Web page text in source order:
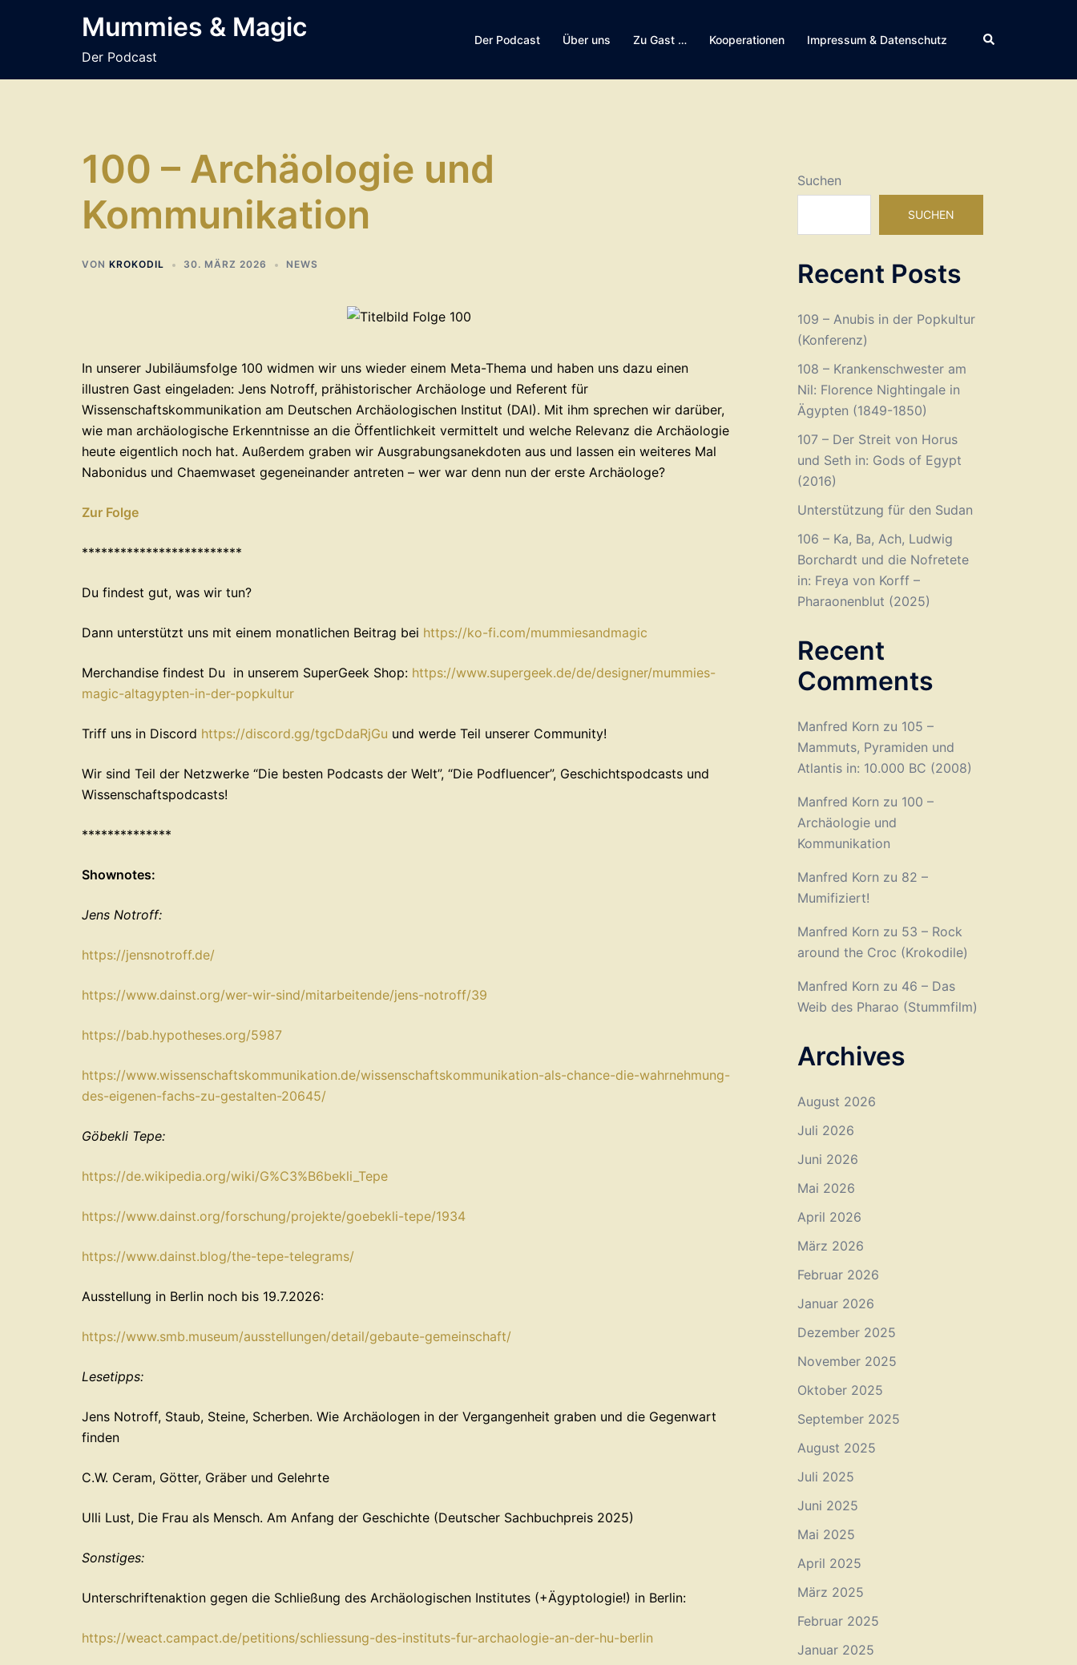
Mummies & Magic
Der Podcast
Der Podcast Über uns Zu Gast … Kooperationen Impressum & Datenschutz Suche
100 – Archäologie und
Kommunikation
VON KROKODIL 30. MÄRZ 2026 NEWS
In unserer Jubiläumsfolge 100 widmen wir uns wieder einem Meta-Thema und haben uns dazu einen
illustren Gast eingeladen: Jens Notroff, prähistorischer Archäologe und Referent für
Wissenschaftskommunikation am Deutschen Archäologischen Institut (DAI). Mit ihm sprechen wir darüber,
wie man archäologische Erkenntnisse an die Öffentlichkeit vermittelt und welche Relevanz die Archäologie
heute eigentlich noch hat. Außerdem graben wir Ausgrabungsanekdoten aus und lassen ein weiteres Mal
Nabonidus und Chaemwaset gegeneinander antreten – wer war denn nun der erste Archäologe?
Zur Folge
*************************
Du findest gut, was wir tun?
Dann unterstützt uns mit einem monatlichen Beitrag bei ⁠⁠⁠⁠⁠⁠⁠⁠⁠⁠⁠⁠⁠⁠⁠⁠⁠⁠⁠⁠⁠⁠⁠⁠https://ko-fi.com/mummiesandmagic⁠⁠⁠⁠⁠⁠⁠⁠⁠⁠⁠⁠⁠⁠⁠⁠⁠⁠⁠⁠⁠⁠⁠⁠
Merchandise findest Du in unserem SuperGeek Shop: ⁠⁠⁠⁠⁠⁠⁠⁠⁠https://www.supergeek.de/de/designer/mummies-
magic-altagypten-in-der-popkultur⁠⁠⁠⁠⁠⁠⁠⁠⁠⁠⁠⁠⁠⁠⁠⁠⁠⁠⁠⁠⁠⁠⁠⁠
Triff uns in ⁠⁠Discord ⁠⁠⁠⁠⁠⁠⁠⁠⁠⁠⁠⁠⁠⁠⁠⁠⁠⁠⁠⁠⁠⁠⁠⁠https://discord.gg/tgcDdaRjGu ⁠⁠⁠⁠⁠⁠⁠⁠⁠⁠⁠⁠⁠⁠⁠⁠⁠⁠⁠⁠⁠⁠⁠⁠ ⁠⁠⁠und werde Teil unserer Community!
Wir sind Teil der Netzwerke ⁠⁠⁠⁠⁠⁠⁠“Die besten Podcasts der Welt”, “Die Podfluencer”,⁠⁠⁠⁠ Geschichtspodcasts⁠⁠⁠⁠⁠⁠⁠ und
⁠⁠⁠⁠⁠⁠Wissenschaftspodcasts!
**************
Shownotes:
Jens Notroff:
⁠https://jensnotroff.de/⁠
⁠https://www.dainst.org/wer-wir-sind/mitarbeitende/jens-notroff/39⁠
⁠https://bab.hypotheses.org/5987⁠
⁠https://www.wissenschaftskommunikation.de/wissenschaftskommunikation-als-chance-die-wahrnehmung-
des-eigenen-fachs-zu-gestalten-20645/⁠
Göbekli Tepe:
⁠https://de.wikipedia.org/wiki/G%C3%B6bekli_Tepe⁠
⁠https://www.dainst.org/forschung/projekte/goebekli-tepe/1934⁠
⁠https://www.dainst.blog/the-tepe-telegrams/⁠
Ausstellung in Berlin noch bis 19.7.2026:
⁠https://www.smb.museum/ausstellungen/detail/gebaute-gemeinschaft/⁠
Lesetipps:
Jens Notroff, Staub, Steine, Scherben. Wie Archäologen in der Vergangenheit graben und die Gegenwart
finden
C.W. Ceram, Götter, Gräber und Gelehrte
Ulli Lust, Die Frau als Mensch. Am Anfang der Geschichte (Deutscher Sachbuchpreis 2025)
Sonstiges:
Unterschriftenaktion gegen die Schließung des Archäologischen Institutes (+Ägyptologie!) in Berlin:
⁠https://weact.campact.de/petitions/schliessung-des-instituts-fur-archaologie-an-der-hu-berlin⁠
Suchen
SUCHEN
Recent Posts
109 – Anubis in der Popkultur
(Konferenz)
108 – Krankenschwester am
Nil: Florence Nightingale in
Ägypten (1849-1850)
107 – Der Streit von Horus
und Seth in: Gods of Egypt
(2016)
Unterstützung für den Sudan
106 – Ka, Ba, Ach, Ludwig
Borchardt und die Nofretete
in: Freya von Korff –
Pharaonenblut (2025)
Recent
Comments
Manfred Korn zu 105 –
Mammuts, Pyramiden und
Atlantis in: 10.000 BC (2008)
Manfred Korn zu 100 –
Archäologie und
Kommunikation
Manfred Korn zu 82 –
Mumifiziert!
Manfred Korn zu 53 – Rock
around the Croc (Krokodile)
Manfred Korn zu 46 – Das
Weib des Pharao (Stummfilm)
Archives
August 2026
Juli 2026
Juni 2026
Mai 2026
April 2026
März 2026
Februar 2026
Januar 2026
Dezember 2025
November 2025
Oktober 2025
September 2025
August 2025
Juli 2025
Juni 2025
Mai 2025
April 2025
März 2025
Februar 2025
Januar 2025